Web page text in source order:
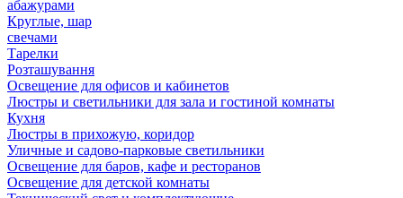
абажурами
Круглые, шар
свечами
Тарелки
Розташування
Освещение для офисов и кабинетов
Люстры и светильники для зала и гостиной комнаты
Кухня
Люстры в прихожую, коридор
Уличные и садово-парковые светильники
Освещение для баров, кафе и ресторанов
Освещение для детской комнаты